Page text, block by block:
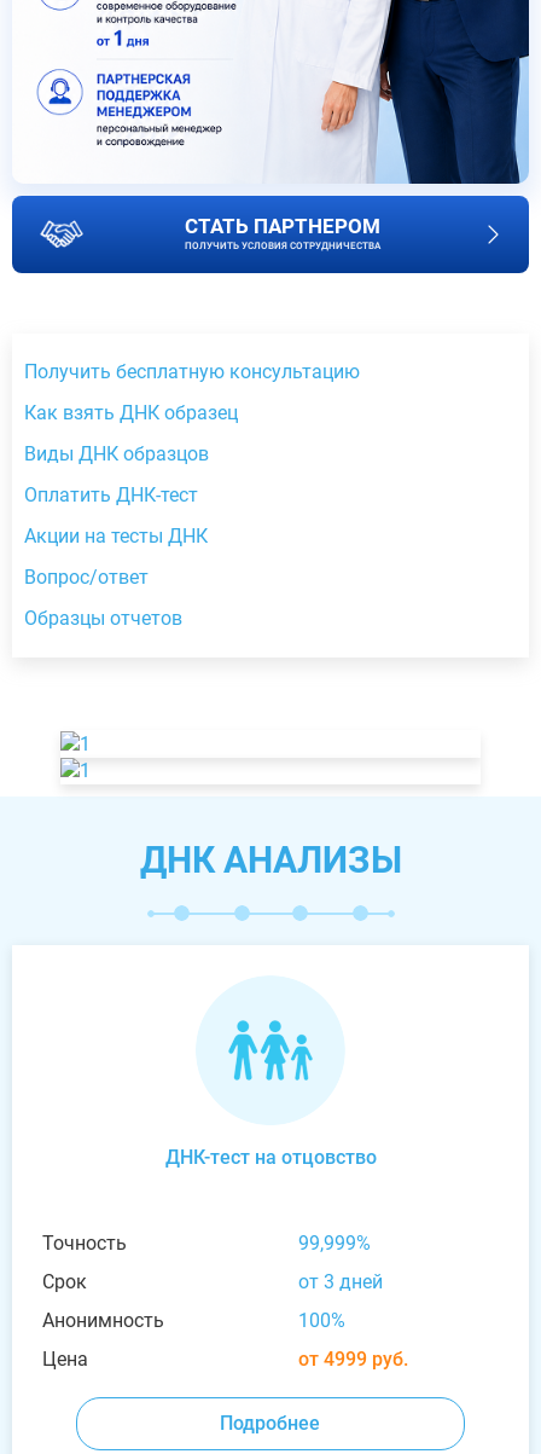
СТАТЬ ПАРТНЕРОМ
ПОЛУЧИТЬ УСЛОВИЯ СОТРУДНИЧЕСТВА
Получить бесплатную консультацию
Как взять ДНК образец
Виды ДНК образцов
Оплатить ДНК-тест
Акции на тесты ДНК
Вопрос/ответ
Образцы отчетов
ДНК АНАЛИЗЫ
ДНК-тест на отцовство
Точность
99,999%
Срок
от 3 дней
Анонимность
100%
Цена
от 4999 руб.
Подробнее